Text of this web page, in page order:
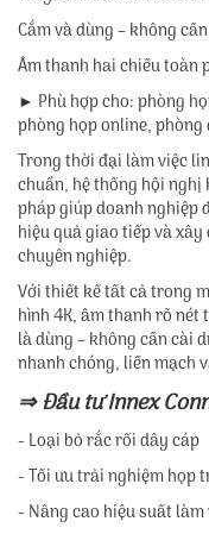
Cắm và dùng – không
Âm thanh hai chiều toàn
► Phù hợp cho: phòng
phòng họp online,
Trong thời đại làm việc
chuẩn, hệ thống hội nghị
pháp giúp doanh nghiệp
hiệu quả giao tiếp và
chuyên nghiệp.
Với thiết kế tất cả trong
hình 4K, âm thanh rõ
là dùng – không cần cài
nhanh chóng, liền mạch
⇒ Đầu tư Innex
- Loại bỏ rắc rối dây cáp
- Tối ưu trải nghiệm họp
- Nâng cao hiệu suất